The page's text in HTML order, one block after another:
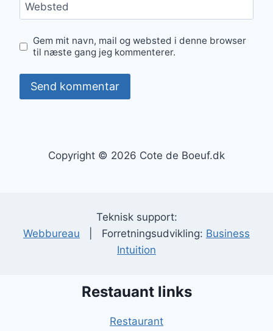
Websted
Gem mit navn, mail og websted i denne browser
til næste gang jeg kommenterer.
Copyright © 2026 Cote de Boeuf.dk
Teknisk support:
Webbureau | Forretningsudvikling: Business
Intuition
Restauant links
Restaurant